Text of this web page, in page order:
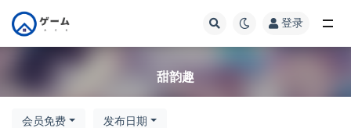
登录
甜韵趣
会员免费 发布日期